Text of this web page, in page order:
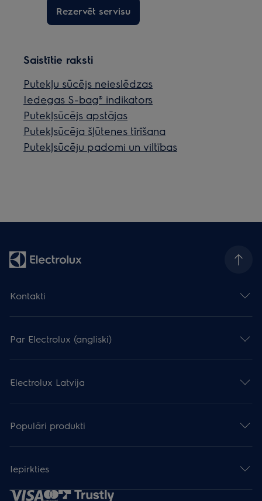
Rezervēt servisu
Saistītie raksti
Putekļu sūcējs neieslēdzas
Iedegas S-bag® indikators
Putekļsūcējs apstājas
Putekļsūcēja šļūtenes tīrīšana
Putekļsūcēju padomi un viltības
Kontakti
Par Electrolux (angliski)
Electrolux Latvija
Populāri produkti
Iepirkties